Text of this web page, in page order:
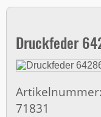
Druckfeder
Artikelnummer:
71831